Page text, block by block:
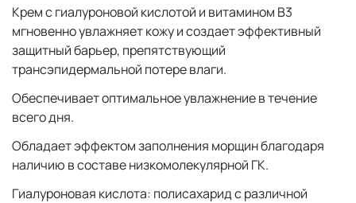
Крем с гиалуроновой кислотой и витамином B3
мгновенно увлажняет кожу и создает эффективный
защитный барьер, препятствующий
трансэпидермальной потере влаги.
Обеспечивает оптимальное увлажнение в течение
всего дня.
Обладает эффектом заполнения морщин благодаря
наличию в составе низкомолекулярной ГК.
Гиалуроновая кислота: полисахарид с различной